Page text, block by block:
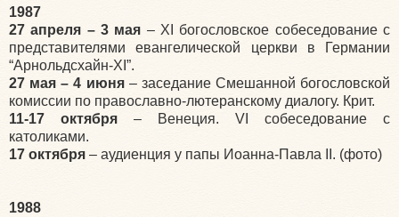
1987
27 апреля – 3 мая – XI богословское собеседование с
представителями евангелической церкви в Германии
“Арнольдсхайн-XI”.
27 мая – 4 июня– заседание Смешанной богословской
комиссии по православно-лютеранскому диалогу. Крит.
11-17 октября – Венеция. VI собеседование с
католиками.
17 октября – аудиенция у папы Иоанна-Павла II. (фото)
1988